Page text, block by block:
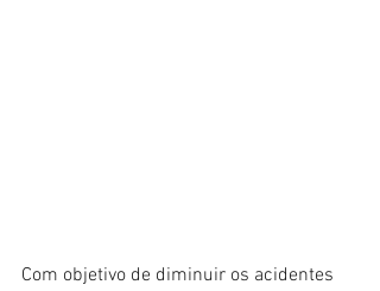
Com objetivo de diminuir os acidentes